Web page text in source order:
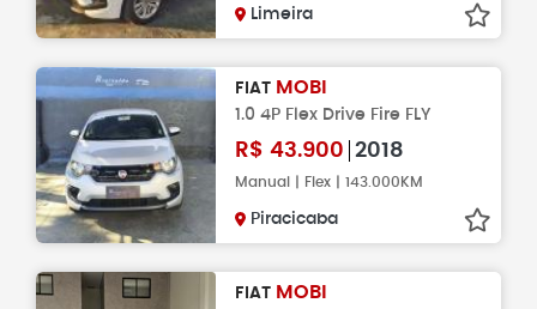
Limeira
FIAT MOBI
1.0 4P Flex Drive Fire FLY
R$ 43.900 2018
Manual | Flex | 143.000KM
Piracicaba
FIAT MOBI